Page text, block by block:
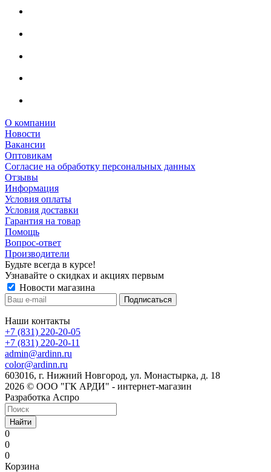
О компании
Новости
Вакансии
Оптовикам
Cогласие на обработку персональных данных
Отзывы
Информация
Условия оплаты
Условия доставки
Гарантия на товар
Помощь
Вопрос-ответ
Производители
Будьте всегда в курсе!
Узнавайте о скидках и акциях первым
Новости магазина
Наши контакты
+7 (831) 220-20-05
+7 (831) 220-20-11
admin@ardinn.ru
color@ardinn.ru
603016, г. Нижний Новгород, ул. Монастырка, д. 18
2026 © ООО "ГК АРДИ" - интернет-магазин
Разработка Аспро
Найти
0
0
0
Корзина